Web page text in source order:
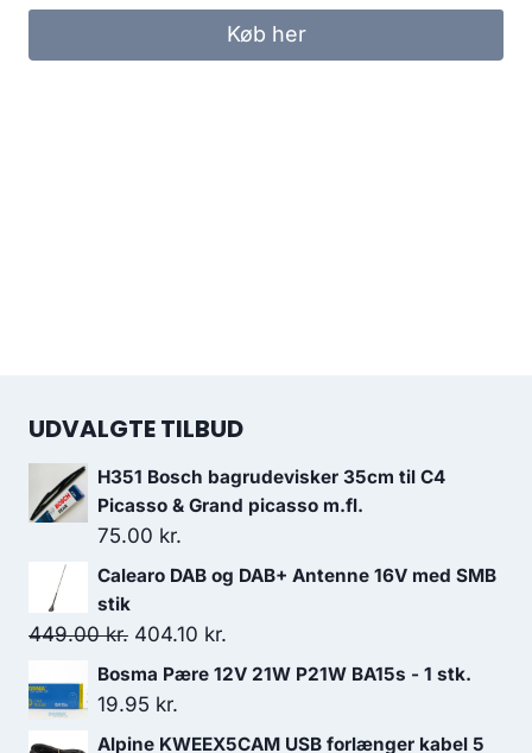
Køb her
UDVALGTE TILBUD
H351 Bosch bagrudevisker 35cm til C4
Picasso & Grand picasso m.fl.
75.00 kr.
Calearo DAB og DAB+ Antenne 16V med SMB
stik
449.00kr. Den
oprindelige
pris
404.10 kr.
aktuelle
Bosma Pære 12V 21W P21W BA15s - 1 stk.
19.95 kr.
Alpine KWEEX5CAM USB forlænger kabel 5